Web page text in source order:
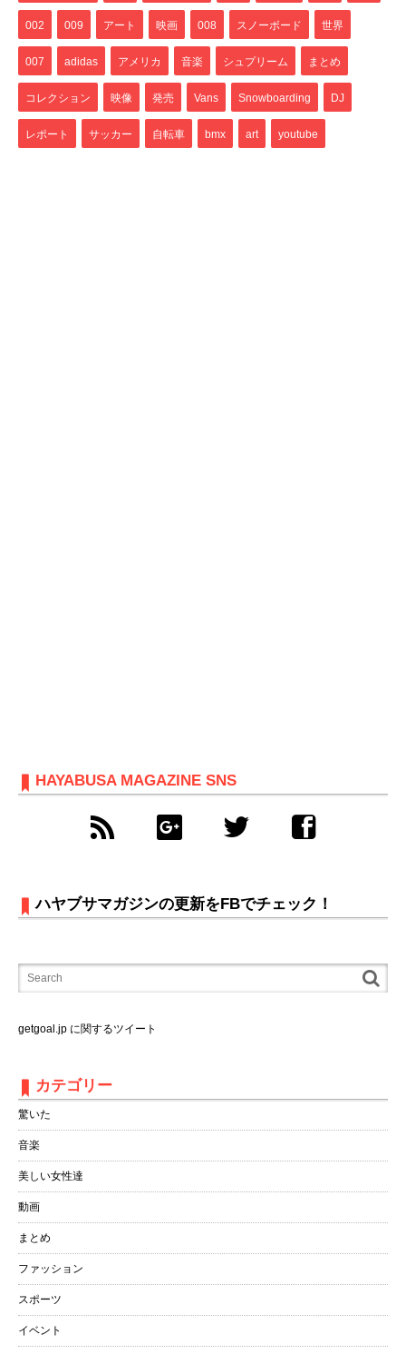
002 009 アート 映画 008 スノーボード 世界
007 adidas アメリカ 音楽 シュプリーム まとめ
コレクション 映像 発売 Vans Snowboarding DJ
レポート サッカー 自転車 bmx art youtube
HAYABUSA MAGAZINE SNS
ハヤブサマガジンの更新をFBでチェック！
getgoal.jp に関するツイート
カテゴリー
驚いた
音楽
美しい女性達
動画
まとめ
ファッション
スポーツ
イベント